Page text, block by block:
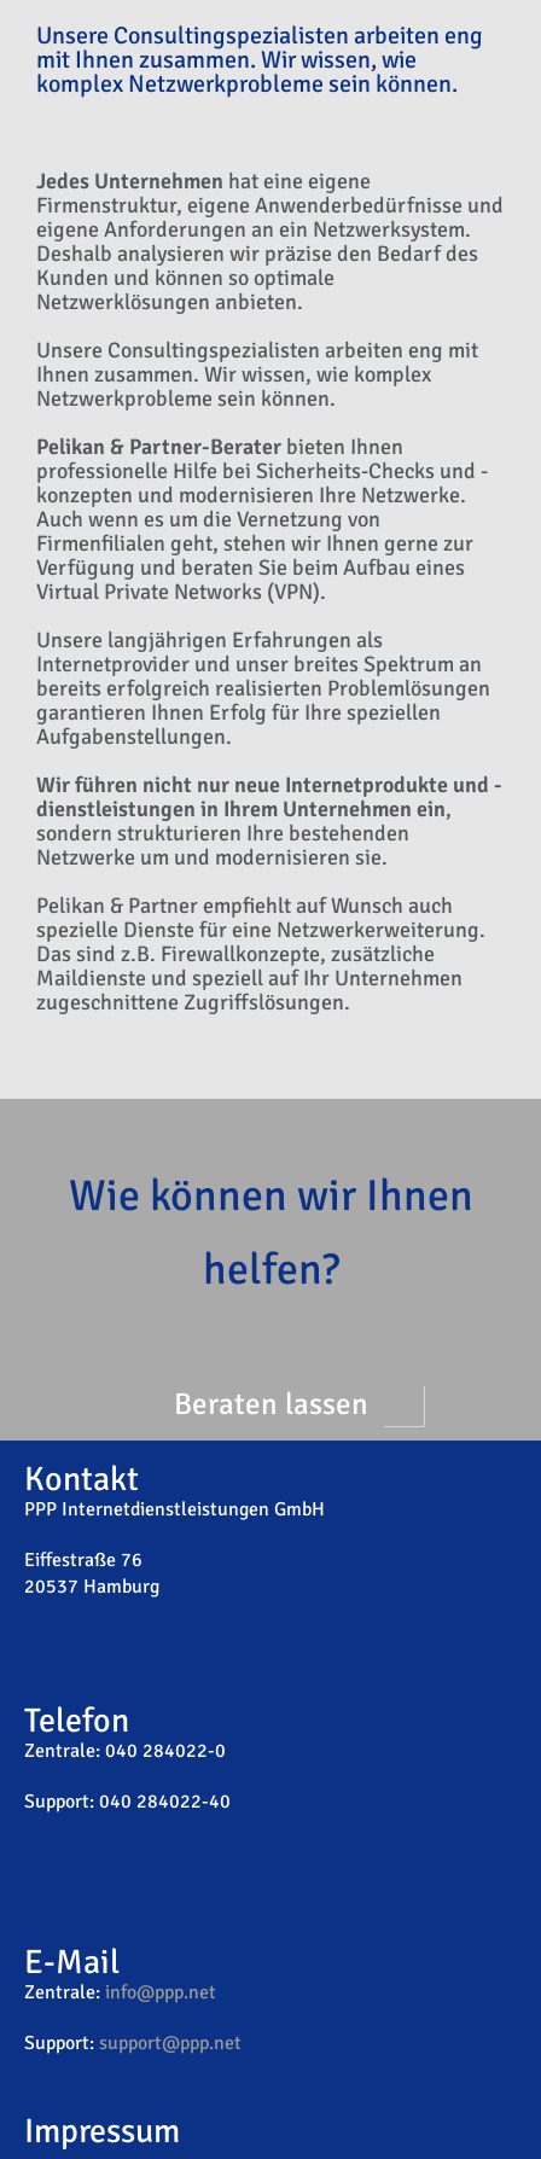
Unsere Consultingspezialisten arbeiten eng
mit Ihnen zusammen. Wir wissen, wie
komplex Netzwerkprobleme sein können.
Jedes Unternehmen hat eine eigene
Firmenstruktur, eigene Anwenderbedürfnisse und
eigene Anforderungen an ein Netzwerksystem.
Deshalb analysieren wir präzise den Bedarf des
Kunden und können so optimale
Netzwerklösungen anbieten.
Unsere Consultingspezialisten arbeiten eng mit
Ihnen zusammen. Wir wissen, wie komplex
Netzwerkprobleme sein können.
Pelikan & Partner-Berater bieten Ihnen
professionelle Hilfe bei Sicherheits-Checks und -
konzepten und modernisieren Ihre Netzwerke.
Auch wenn es um die Vernetzung von
Firmenfilialen geht, stehen wir Ihnen gerne zur
Verfügung und beraten Sie beim Aufbau eines
Virtual Private Networks (VPN).
Unsere langjährigen Erfahrungen als
Internetprovider und unser breites Spektrum an
bereits erfolgreich realisierten Problemlösungen
garantieren Ihnen Erfolg für Ihre speziellen
Aufgabenstellungen.
Wir führen nicht nur neue Internetprodukte und -
dienstleistungen in Ihrem Unternehmen ein,
sondern strukturieren Ihre bestehenden
Netzwerke um und modernisieren sie.
Pelikan & Partner empfiehlt auf Wunsch auch
spezielle Dienste für eine Netzwerkerweiterung.
Das sind z.B. Firewallkonzepte, zusätzliche
Maildienste und speziell auf Ihr Unternehmen
zugeschnittene Zugriffslösungen.
Wie können wir Ihnen
helfen?
Beraten lassen
Kontakt
PPP Internetdienstleistungen GmbH
Eiffestraße 76
20537 Hamburg
Telefon
Zentrale: 040 284022-0
Support: 040 284022-40
E-Mail
Zentrale: info@ppp.net
Support: support@ppp.net
Impressum